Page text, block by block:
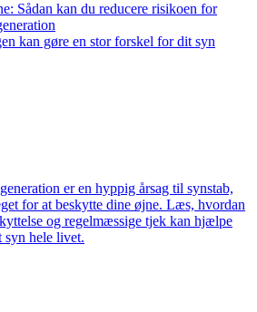
Sådan kan du reducere risikoen for
kan gøre en stor forskel for dit syn
er en hyppig årsag til synstab,
for at beskytte dine øjne. Læs, hvordan
og regelmæssige tjek kan hjælpe
syn hele livet.